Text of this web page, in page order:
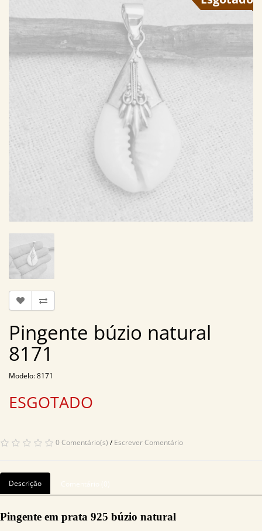
Pingente búzio natural
8171
Modelo: 8171
ESGOTADO
0 Comentário(s) /Escrever Comentário
Descrição
Pingente em prata 925 búzio natural